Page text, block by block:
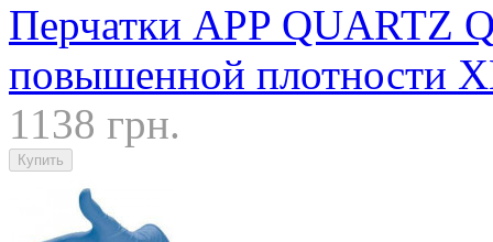
Перчатки APP QUARTZ
повышенной плотности
1138 грн.